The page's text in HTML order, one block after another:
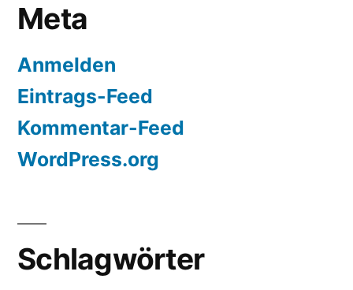
Meta
Anmelden
Eintrags-Feed
Kommentar-Feed
WordPress.org
Schlagwörter